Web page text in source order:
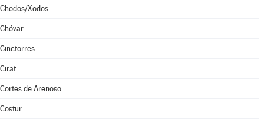
Chodos/Xodos
Chóvar
Cinctorres
Cirat
Cortes de Arenoso
Costur